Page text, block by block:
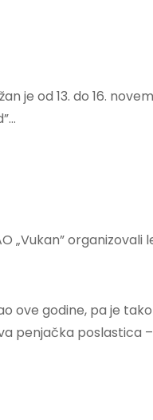
je od 13. do 16.
„Vukan”
ove godine, pa je
penjačka poslastica